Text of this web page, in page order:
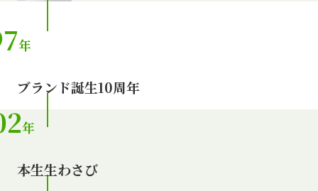
年
ブランド誕生10周年
年
本生生わさび